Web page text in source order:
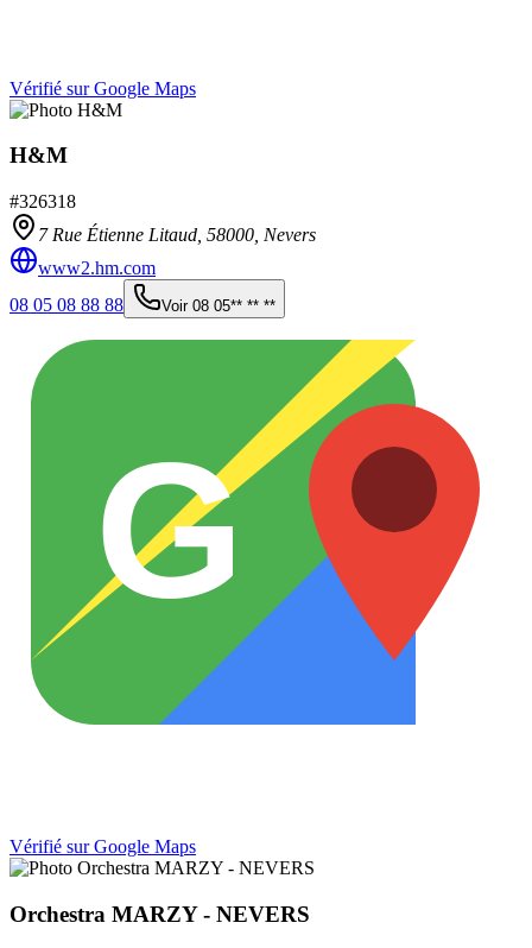
Vérifié sur Google Maps
H&M
#326318
7 Rue Étienne Litaud, 58000 Nevers
www2.hm.com
08 05 08 88 88
Voir 08 05** ** **
G
Vérifié sur Google Maps
Orchestra MARZY - NEVERS